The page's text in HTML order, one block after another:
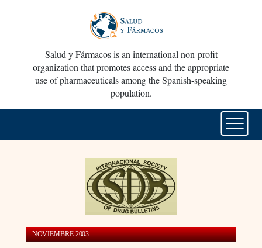
Salud y Fármacos is an international non-profit
organization that promotes access and the appropriate
use of pharmaceuticals among the Spanish-speaking
population.
NOVIEMBRE 2003